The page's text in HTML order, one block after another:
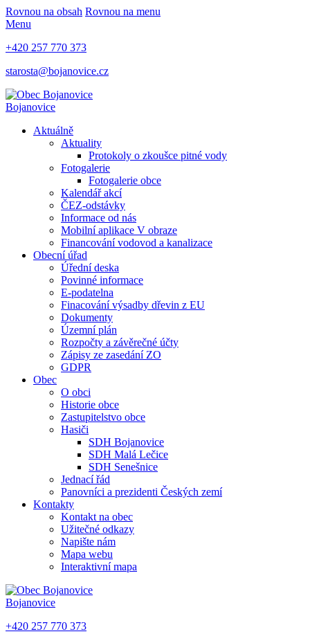
Rovnou na obsah Rovnou na menu
Menu
+420 257 770 373
starosta@bojanovice.cz
Bojanovice
Aktuálně
Aktuality
Protokoly o zkoušce pitné vody
Fotogalerie
Fotogalerie obce
Kalendář akcí
ČEZ-odstávky
Informace od nás
Mobilní aplikace V obraze
Financování vodovod a kanalizace
Obecní úřad
Úřední deska
Povinné informace
E-podatelna
Finacování výsadby dřevin z EU
Dokumenty
Územní plán
Rozpočty a závěrečné účty
Zápisy ze zasedání ZO
GDPR
Obec
O obci
Historie obce
Zastupitelstvo obce
Hasiči
SDH Bojanovice
SDH Malá Lečice
SDH Senešnice
Jednací řád
Panovníci a prezidenti Českých zemí
Kontakty
Kontakt na obec
Užitečné odkazy
Napište nám
Mapa webu
Interaktivní mapa
Bojanovice
+420 257 770 373